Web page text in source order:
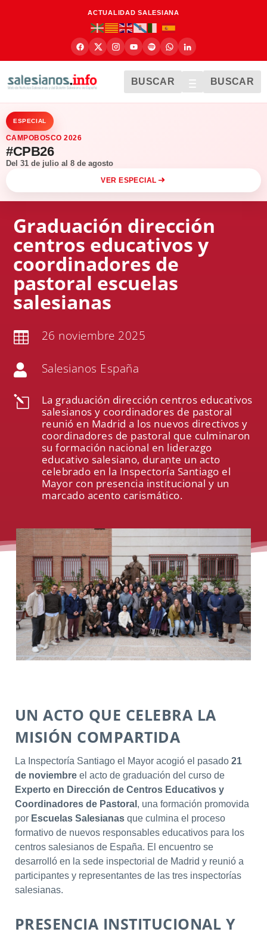
ACTUALIDAD SALESIANA
BUSCAR BUSCAR
ESPECIAL
CAMPOBOSCO 2026
#CPB26
Del 31 de julio al 8 de agosto
VER ESPECIAL
Graduación dirección
centros educativos y
coordinadores de
pastoral escuelas
salesianas
 26 noviembre 2025
 Salesianos España
l
La graduación dirección centros educativos
salesianos y coordinadores de pastoral
reunió en Madrid a los nuevos directivos y
coordinadores de pastoral que culminaron
su formación nacional en liderazgo
educativo salesiano, durante un acto
celebrado en la Inspectoría Santiago el
Mayor con presencia institucional y un
marcado acento carismático.
UN ACTO QUE CELEBRA LA
MISIÓN COMPARTIDA
La Inspectoría Santiago el Mayor acogió el pasado 21
de noviembreel acto de graduación del curso de
Experto en Dirección de Centros Educativos y
Coordinadores de Pastoral , una formación promovida
por Escuelas Salesianasque culmina el proceso
formativo de nuevos responsables educativos para los
centros salesianos de España. El encuentro se
desarrolló en la sede inspectorial de Madrid y reunió a
participantes y representantes de las tres inspectorías
salesianas.
PRESENCIA INSTITUCIONAL Y